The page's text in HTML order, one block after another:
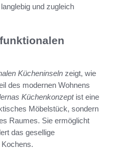
und zugleich
Kücheninseln zeigt, wie
des modernen Wohnens
Küchenkonzeptist eine
Möbelstück, sondern
Raumes. Sie ermöglicht
das gesellige